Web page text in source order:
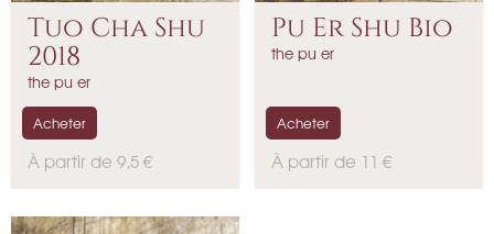
Tuo Cha Shu
2018
the pu er
P
x
À partir de 9,5 €
Acheter
Pu Er Shu Bio
the pu er
P
À partir de 11 €
Acheter